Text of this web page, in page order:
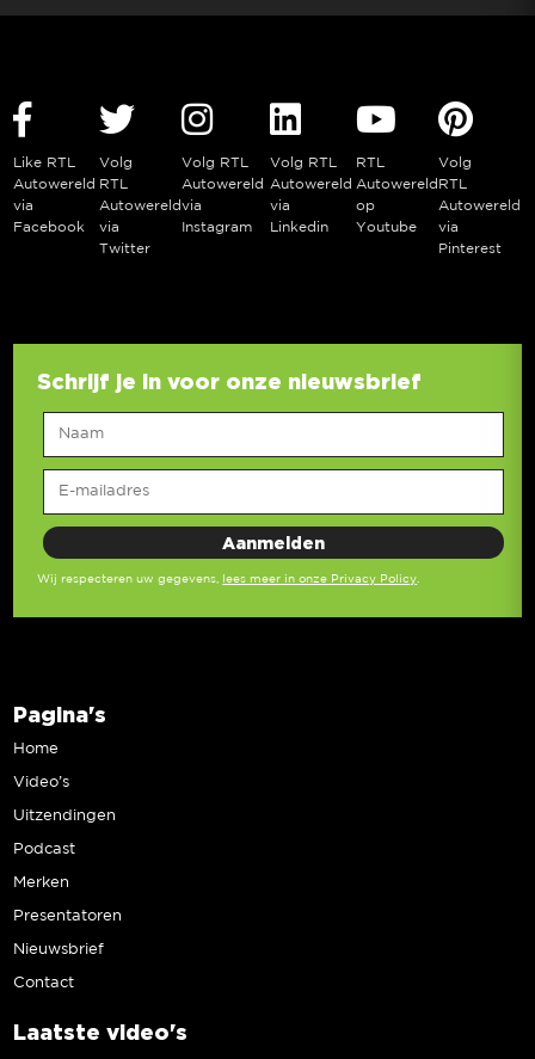
Like RTL
Autowereld
via
Facebook
Volg
RTL
Autowereld
via
Twitter
Volg RTL
Autowereld
via
Instagram
Volg RTL
Autowereld
via
Linkedin
RTL
Autowereld
op
Youtube
Volg
RTL
Autowereld
via
Pinterest
Schrijf je in voor onze nieuwsbrief
Wij respecteren uw gegevens, lees meer in onze Privacy Policy.
Pagina's
Home
Video’s
Uitzendingen
Podcast
Merken
Presentatoren
Nieuwsbrief
Contact
Laatste video's